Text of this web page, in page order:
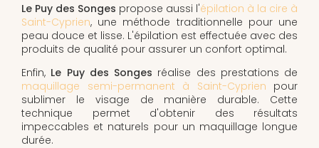
Le Puy des Songes propose aussi l'épilation à la cire à
Saint-Cyprien, une méthode traditionnelle pour une
peau douce et lisse. L'épilation est effectuée avec des
produits de qualité pour assurer un confort optimal.
Enfin, Le Puy des Songes réalise des prestations de
maquillage semi-permanent à Saint-Cyprien pour
sublimer le visage de manière durable. Cette
technique permet d'obtenir des résultats
impeccables et naturels pour un maquillage longue
durée.